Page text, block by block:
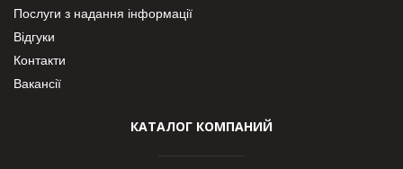
Послуги з надання інформації
Відгуки
Контакти
Вакансії
КАТАЛОГ КОМПАНИЙ